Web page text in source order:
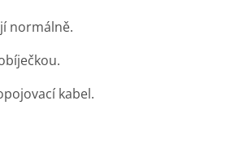
normálně.
kabel.